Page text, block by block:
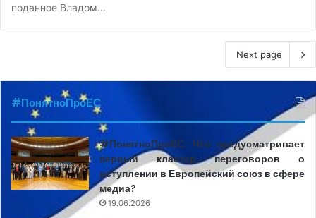
поданное Владом…
Next page
#ПонятноПроЕС
#ПонятноПроЕС. Что предусматривает
первый кластер переговоров о
вступлении в Европейский союз в сфере
медиа?
19.06.2026